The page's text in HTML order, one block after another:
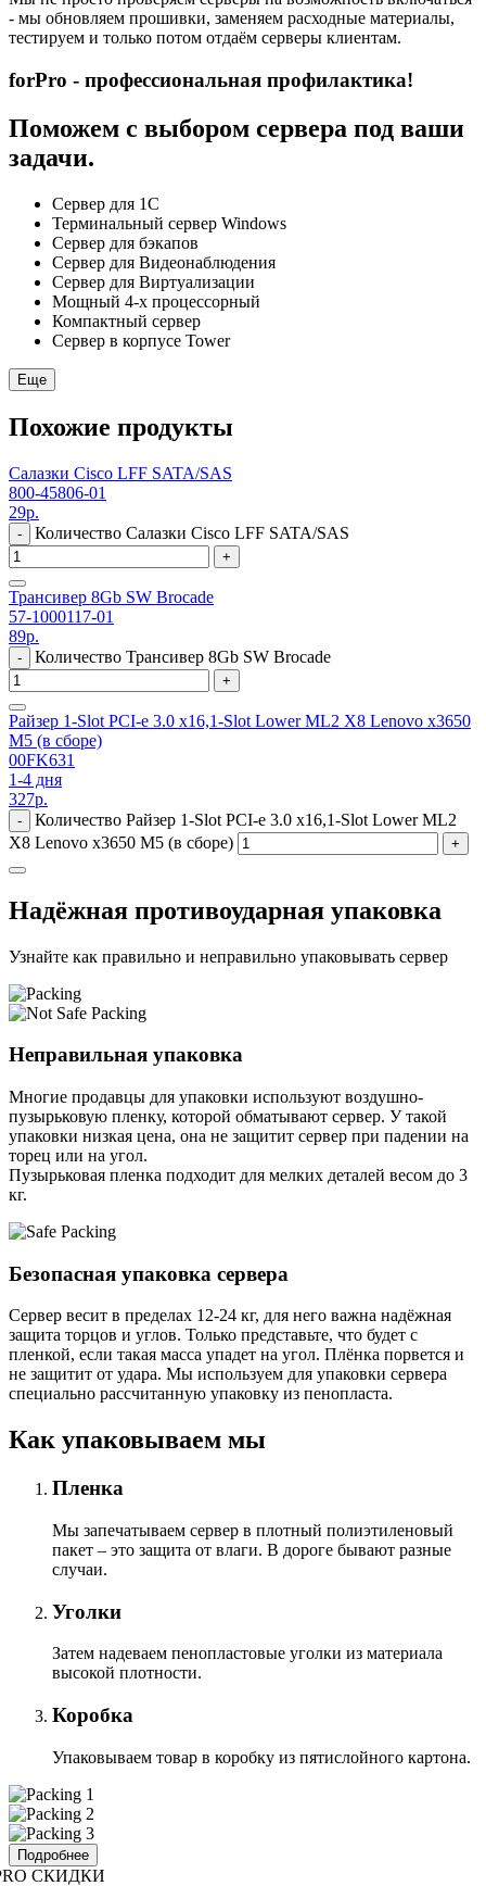
- мы обновляем прошивки, заменяем расходные материалы,
тестируем и только потом отдаём серверы клиентам.
forPro - профессиональная профилактика!
Поможем с выбором сервера под ваши
задачи.
Сервер для 1С
Терминальный сервер Windows
Сервер для бэкапов
Сервер для Видеонаблюдения
Сервер для Виртуализации
Мощный 4-х процессорный
Компактный сервер
Сервер в корпусе Tower
Еще
Похожие продукты
Салазки Cisco LFF SATA/SAS
800-45806-01
29р.
- Количество Салазки Cisco LFF SATA/SAS
+
Трансивер 8Gb SW Brocade
57-1000117-01
89р.
- Количество Трансивер 8Gb SW Brocade
+
Райзер 1-Slot PCI-e 3.0 x16,1-Slot Lower ML2 X8 Lenovo x3650
M5 (в сборе)
00FK631
1-4 дня
327р.
-
Количество Райзер 1-Slot PCI-e 3.0 x16,1-Slot Lower ML2
X8 Lenovo x3650 M5 (в сборе)
+
Надёжная противоударная упаковка
Узнайте как правильно и неправильно упаковывать сервер
Неправильная упаковка
Многие продавцы для упаковки используют воздушно-
пузырьковую пленку, которой обматывают сервер. У такой
упаковки низкая цена, она не защитит сервер при падении на
торец или на угол.
Пузырьковая пленка подходит для мелких деталей весом до 3
кг.
Безопасная упаковка сервера
Сервер весит в пределах 12-24 кг, для него важна надёжная
защита торцов и углов. Только представьте, что будет с
пленкой, если такая масса упадет на угол. Плёнка порвется и
не защитит от удара. Мы используем для упаковки сервера
специально расcчитанную упаковку из пенопласта.
Как упаковываем мы
Пленка
Мы запечатываем сервер в плотный полиэтиленовый
пакет – это защита от влаги. В дороге бывают разные
случаи.
Уголки
Затем надеваем пенопластовые уголки из материала
высокой плотности.
Коробка
Упаковываем товар в коробку из пятислойного картона.
Подробнее
СКИДКИ